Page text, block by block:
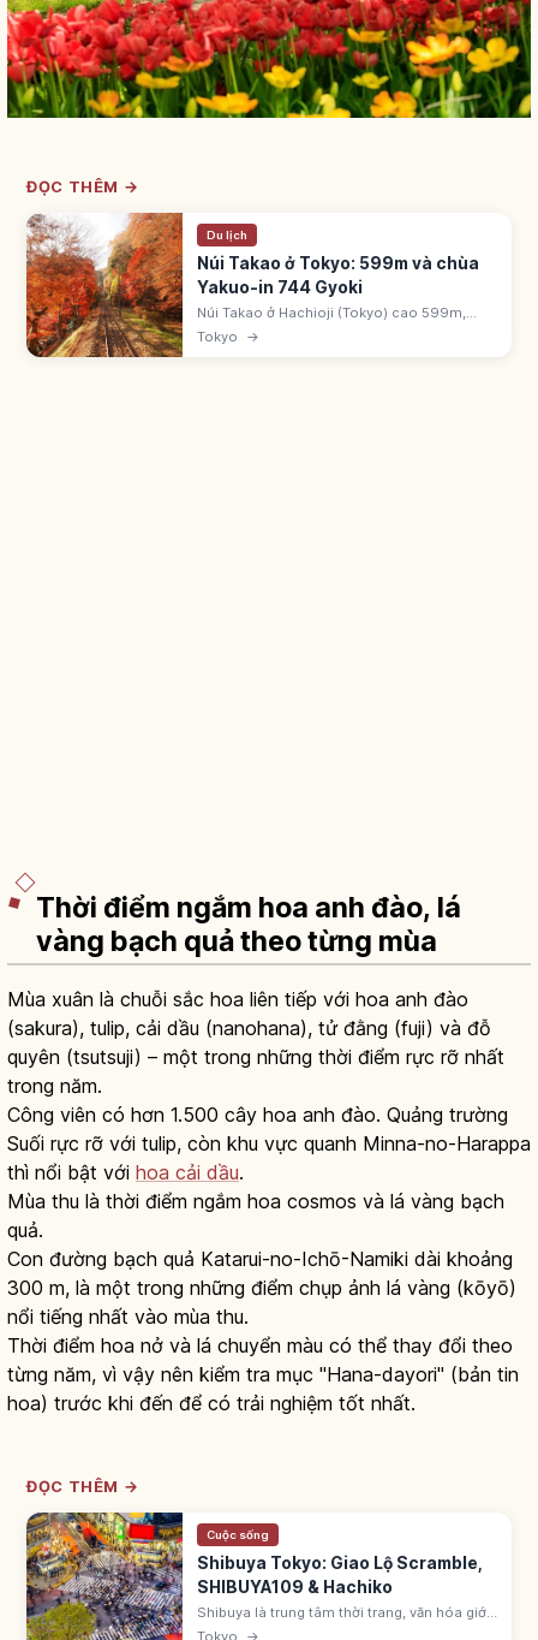
ĐỌC THÊM →
Du lịch
Núi Takao ở Tokyo: 599m và chùa
Yakuo-in 744 Gyoki
Núi Takao ở Hachioji (Tokyo) cao 599m,
Michelin 3 sao, ~3 triệu khách/năm. Chùa
Yakuo-in Shingon Chisan do Gyoki Bosatsu
Tokyo →
Thời điểm ngắm hoa anh đào, lá
vàng bạch quả theo từng mùa
Mùa xuân là chuỗi sắc hoa liên tiếp với hoa anh đào
(sakura), tulip, cải dầu (nanohana), tử đằng (fuji) và đỗ
quyên (tsutsuji) – một trong những thời điểm rực rỡ nhất
trong năm.
Công viên có hơn 1.500 cây hoa anh đào. Quảng trường
Suối rực rỡ với tulip, còn khu vực quanh Minna-no-Harappa
thì nổi bật với hoa cải dầu.
Mùa thu là thời điểm ngắm hoa cosmos và lá vàng bạch
quả.
Con đường bạch quả Katarui-no-Ichō-Namiki dài khoảng
300 m, là một trong những điểm chụp ảnh lá vàng (kōyō)
nổi tiếng nhất vào mùa thu.
Thời điểm hoa nở và lá chuyển màu có thể thay đổi theo
từng năm, vì vậy nên kiểm tra mục "Hana-dayori" (bản tin
hoa) trước khi đến để có trải nghiệm tốt nhất.
ĐỌC THÊM →
Cuộc sống
Shibuya Tokyo: Giao Lộ Scramble,
SHIBUYA109 & Hachiko
Shibuya là trung tâm thời trang, văn hóa giới
trẻ Tokyo với giao lộ Scramble, tượng